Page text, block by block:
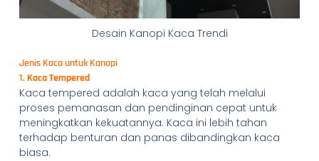
Desain Kanopi Kaca Trendi
Jenis Kaca untuk Kanopi
1. Kaca Tempered
Kaca tempered adalah kaca yang telah melalui
proses pemanasan dan pendinginan cepat untuk
meningkatkan kekuatannya. Kaca ini lebih tahan
terhadap benturan dan panas dibandingkan kaca
biasa.